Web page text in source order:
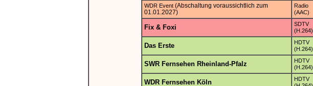
WDR Event (Abschaltung voraussichtlich zum
01.01.2027)
Radio
(AAC)
Fix & Foxi
SDTV
(H.264)
Das Erste
HDTV
(H.264)
SWR Fernsehen Rheinland-Pfalz
HDTV
(H.264)
WDR Fernsehen Köln
HDTV